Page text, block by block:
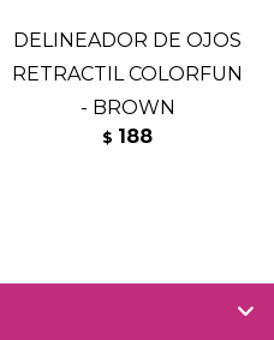
DELINEADOR DE OJOS
RETRACTIL COLORFUN
- BROWN
$ 188